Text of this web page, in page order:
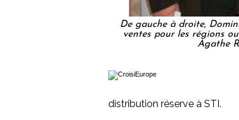
De gauche à droite,
ventes pour les régions
Agathe
distribution réserve à STI.